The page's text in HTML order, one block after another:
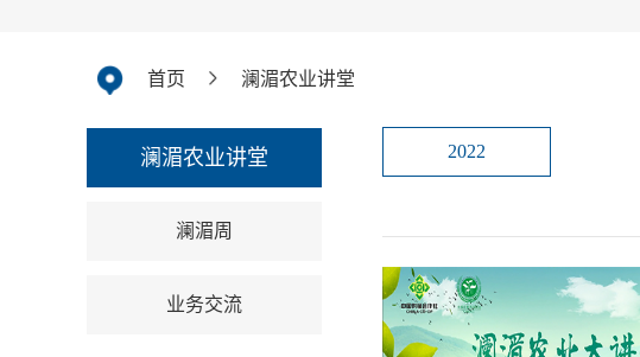
首页 澜湄农业讲堂
澜湄农业讲堂
澜湄周
业务交流
2022